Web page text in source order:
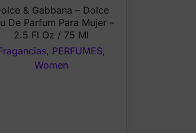
was:
$114.00.
is:
$59.99.
& Gabbana – Dolce
De Parfum Para Mujer –
2.5 Fl Oz / 75 Ml
, PERFUMES,
Women